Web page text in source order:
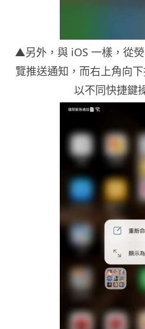
▲另外，與 iOS 一樣，從
覽推送通知，而右上角向
以不同快捷鍵